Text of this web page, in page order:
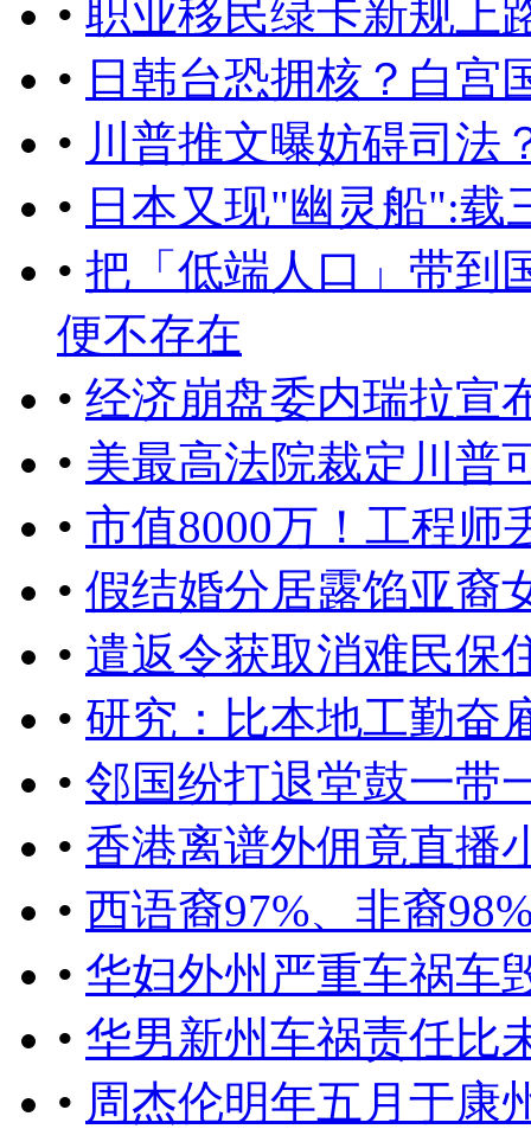
• 职业移民绿卡新规上
• 日韩台恐拥核？白宫
• 川普推文曝妨碍司法
• 日本又现"幽灵船":载
• 把「低端人口」带到
便不存在
• 经济崩盘委内瑞拉宣
• 美最高法院裁定川普
• 市值8000万！工程师
• 假结婚分居露馅亚裔
• 遣返令获取消难民保
• 研究：比本地工勤奋
• 邻国纷打退堂鼓一带
• 香港离谱外佣竟直播
• 西语裔97%、非裔
• 华妇外州严重车祸车
• 华男新州车祸责任比
• 周杰伦明年五月于康